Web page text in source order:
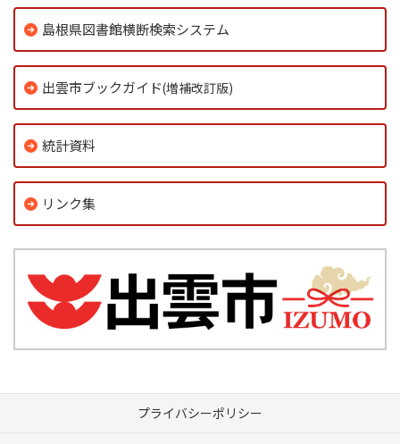
島根県図書館横断検索システム
出雲市ブックガイド(増補改訂版)
統計資料
リンク集
プライバシーポリシー